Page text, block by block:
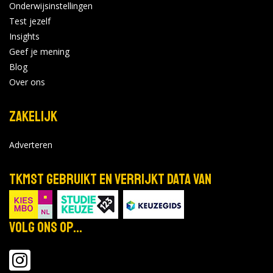
Goes
Industriestraat 10
21 opleidingen
Goes
68 opleidingen |3 open dagen
Scalda
Middelburg
Onderwijsinstellingen
Test jezelf
Insights
Geef je mening
Blog
Over ons
Zakelijk
Adverteren
TKMST gebruikt en verrijkt data van
Volg ons op...